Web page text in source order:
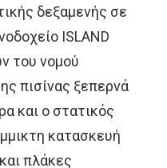
δεξαμενής σε
ISLAND
του νομού
πισίνας ξεπερνά
και ο στατικός
κατασκευή
πλάκες